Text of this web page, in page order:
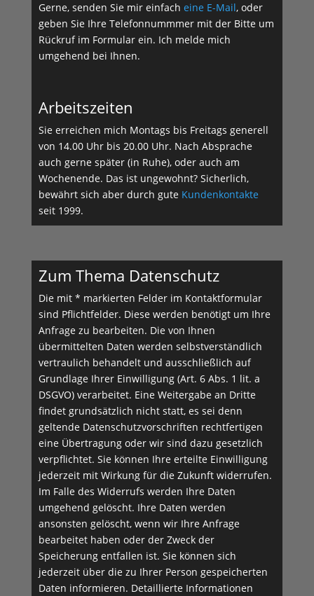
Gerne, senden Sie mir einfach eine E-Mail, oder
geben Sie Ihre Telefonnummmer mit der Bitte um
Rückruf im Formular ein. Ich melde mich
umgehend bei Ihnen.
Arbeitszeiten
Sie erreichen mich Montags bis Freitags generell
von 14.00 Uhr bis 20.00 Uhr. Nach Absprache
auch gerne später (in Ruhe), oder auch am
Wochenende. Das ist ungewohnt? Sicherlich,
bewährt sich aber durch gute Kundenkontakte
seit 1999.
Zum Thema Datenschutz
Die mit * markierten Felder im Kontaktformular
sind Pflichtfelder. Diese werden benötigt um Ihre
Anfrage zu bearbeiten. Die von Ihnen
übermittelten Daten werden selbst­verständlich
vertraulich be­handelt und ausschließlich auf
Grundlage Ihrer Einwilligung (Art. 6 Abs. 1 lit. a
DSGVO) verarbeitet. Eine Weitergabe an Dritte
findet grundsätzlich nicht statt, es sei denn
geltende Datenschutz­vorschriften rechtfertigen
eine Übertragung oder wir sind dazu gesetzlich
verpflichtet. Sie können Ihre erteilte Einwilligung
jederzeit mit Wirkung für die Zukunft widerrufen.
Im Falle des Widerrufs werden Ihre Daten
umgehend gelöscht. Ihre Daten werden
ansonsten gelöscht, wenn wir Ihre Anfrage
bearbeitet haben oder der Zweck der
Speicherung entfallen ist. Sie können sich
jederzeit über die zu Ihrer Person gespeicherten
Daten informieren. Detaillierte Informationen